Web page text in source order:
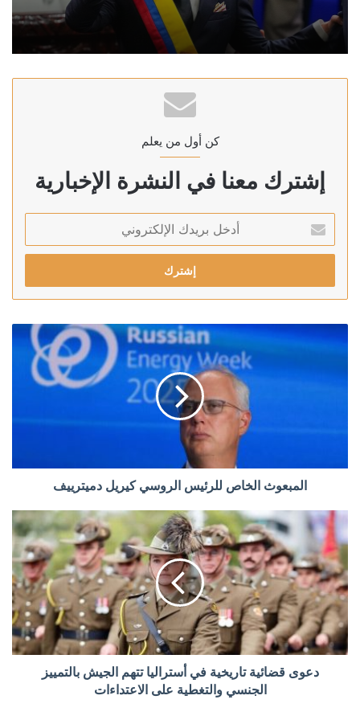
كن أول من يعلم
إشترك معنا في النشرة الإخبارية
بريدك
الإلكتروني
المبعوث الخاص للرئيس الروسي كيريل دميترييف
دعوى قضائية تاريخية في أستراليا تتهم الجيش بالتمييز
الجنسي والتغطية على الاعتداءات